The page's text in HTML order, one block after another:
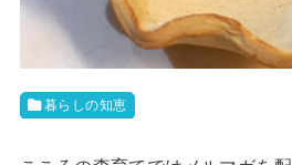
暮らしの知恵